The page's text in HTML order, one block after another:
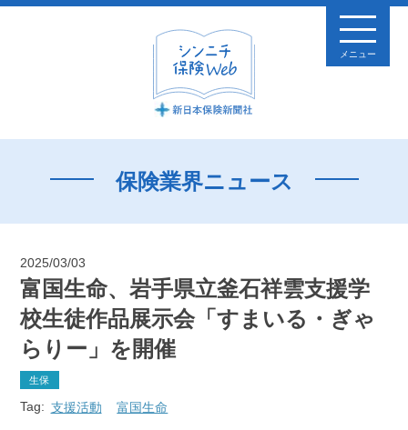
メニュー
保険業界ニュース
2025/03/03
富国生命、岩手県立釜石祥雲支援学
校生徒作品展示会「すまいる・ぎゃ
らりー」を開催
生保
Tag: 支援活動 富国生命